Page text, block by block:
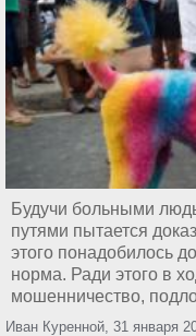
Будучи больными
путями пытается
этого понадобилось
норма. Ради этого в
мошенничество,
Иван Куренной, 31 января